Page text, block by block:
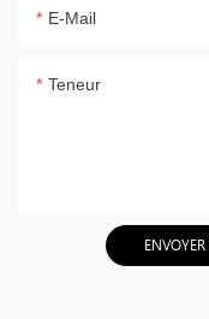
E-Mail
Teneur